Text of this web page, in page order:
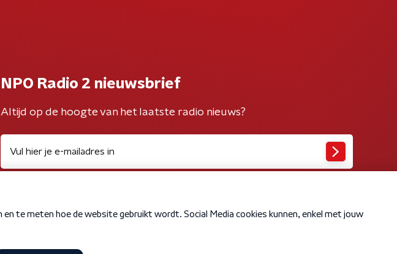
NPO Radio 2 nieuwsbrief
Altijd op de hoogte van het laatste radio nieuws?